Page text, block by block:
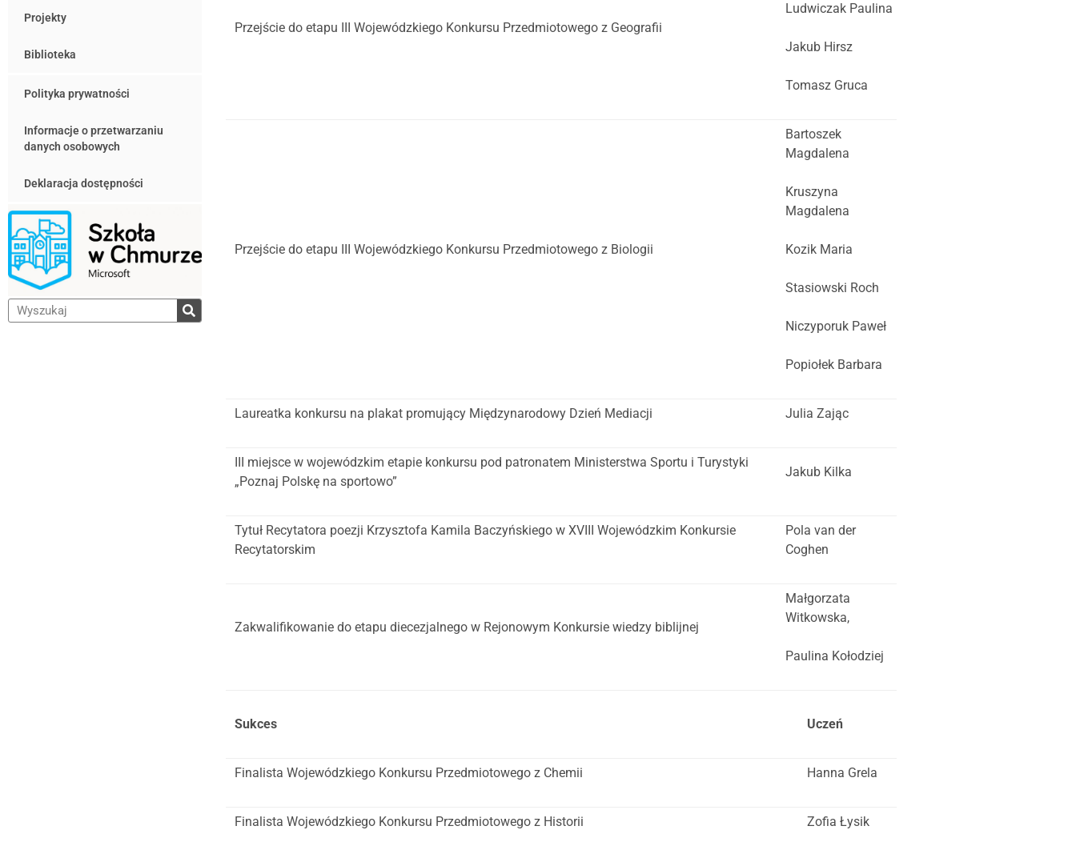
Projekty
Biblioteka
Polityka prywatności
Informacje o przetwarzaniu
danych osobowych
Deklaracja dostępności
Przejście do etapu III Wojewódzkiego Konkursu Przedmiotowego z Geografii
Ludwiczak Paulina
Jakub Hirsz
Tomasz Gruca
Przejście do etapu III Wojewódzkiego Konkursu Przedmiotowego z Biologii
Bartoszek
Magdalena
Kruszyna
Magdalena
Kozik Maria
Stasiowski Roch
Niczyporuk Paweł
Popiołek Barbara
Laureatka konkursu na plakat promujący Międzynarodowy Dzień Mediacji Julia Zając
III miejsce w wojewódzkim etapie konkursu pod patronatem Ministerstwa Sportu i Turystyki
„Poznaj Polskę na sportowo”
Jakub Kilka
Tytuł Recytatora poezji Krzysztofa Kamila Baczyńskiego w XVIII Wojewódzkim Konkursie
Recytatorskim
Pola van der
Coghen
Zakwalifikowanie do etapu diecezjalnego w Rejonowym Konkursie wiedzy biblijnej
Małgorzata
Witkowska,
Paulina Kołodziej
Sukces Uczeń
Finalista Wojewódzkiego Konkursu Przedmiotowego z Chemii Hanna Grela
Finalista Wojewódzkiego Konkursu Przedmiotowego z Historii Zofia Łysik